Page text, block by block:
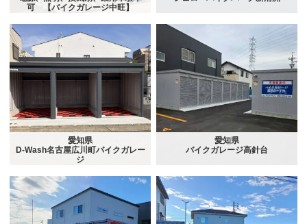
可 【バイクガレージ中旺】
愛知県
D-Wash名古屋広川町バイクガレー
ジ
愛知県
バイクガレージ高針台